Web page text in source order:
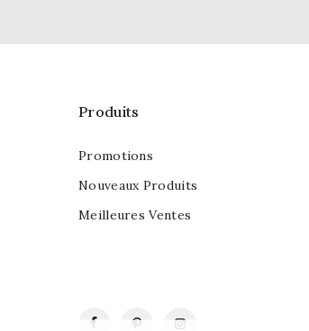
FacebookPinterest
Produits
Promotions
Nouveaux Produits
Meilleures Ventes